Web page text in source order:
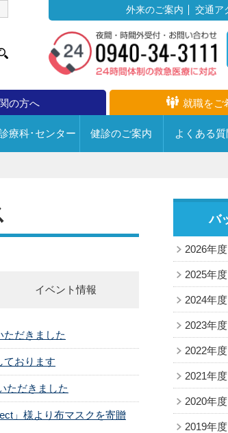
外来のご案内 交通ア
の方へ 就職をご
療科･センター 健診のご案内 よくある質
病院の取り組み
チーム医療
輸血について当院の考え方
宗教上等の理由で輸血療法を拒
否される患者さんへ
疾患
心臓血
透析セ
創傷治
内視鏡
回復期ﾘ
医療
医療機
外来についての情報
外来医師担当医表
予防接種について
各種検査について
公費負担医療費のご案内
各種証明書の発行
入院中のお願い
院内での写真･動画撮影・録音について
院内Wi-Fiサービスのご利用について
敷地内禁煙に関するお願い
個人情報保護への取り組み
形成外科
眼科
耳鼻咽
放射線
麻酔科
リハビ
救急科
イベント情報
ただきました
ております
ただきました
」様より布マスクを寄贈
バ
2026年度
2025年度
2024年度
2023年度
2022年度
2021年度
2020年度
2019年度